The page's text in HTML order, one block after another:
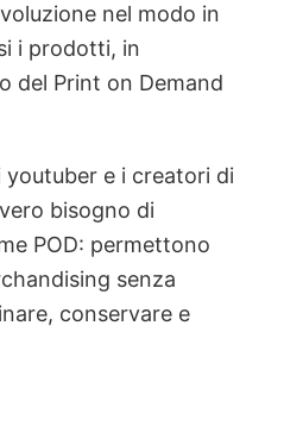
nel modo in
i prodotti, in
del Print on Demand
e i creatori di
bisogno di
POD: permettono
senza
conservare e